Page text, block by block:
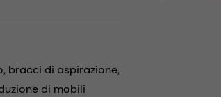
bracci di aspirazione,
di mobili